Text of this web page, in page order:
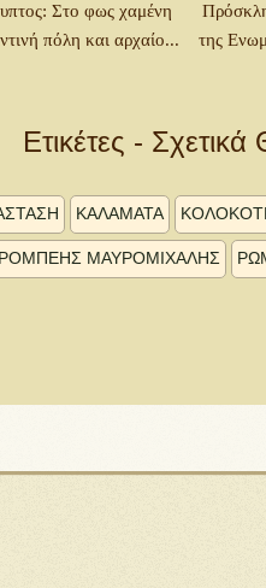
Στο φως χαμένη
πόλη και αρχαίο...
της
Ετικέτες -
ΚΑΛΑΜΑΤΑ
ΜΑΥΡΟΜΙΧΆΛΗΣ